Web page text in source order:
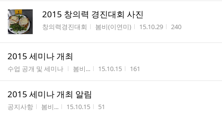
2015 창의력 경진대회 사진
게시판명
창의력경진대회 작성자
봄비(이연미) 작성시간
15.10.29 조회수
240
2015 세미나 개최
게시판명
수업 공개 및 세미나 작성자
봄비... 작성시간
15.10.15 조회수
161
2015 세미나 개최 알림
게시판명
공지사항 작성자
봄비... 작성시간
15.10.15 조회수
51